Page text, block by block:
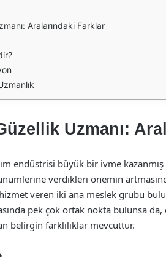
Aralarındaki Farklar
Uzmanı:
endüstrisi büyük bir ivme
verdikleri önemin
veren iki ana meslek grubu
pek çok ortak nokta bulunsa da,
belirgin farklılıklar mevcuttur.